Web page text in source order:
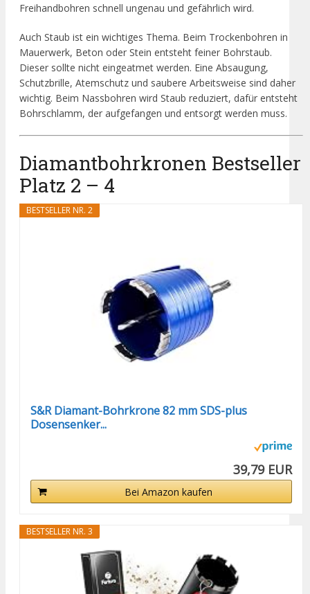
Freihandbohren schnell ungenau und gefährlich wird.
Auch Staub ist ein wichtiges Thema. Beim Trockenbohren in
Mauerwerk, Beton oder Stein entsteht feiner Bohrstaub.
Dieser sollte nicht eingeatmet werden. Eine Absaugung,
Schutzbrille, Atemschutz und saubere Arbeitsweise sind daher
wichtig. Beim Nassbohren wird Staub reduziert, dafür entsteht
Bohrschlamm, der aufgefangen und entsorgt werden muss.
Diamantbohrkronen Bestseller
Platz 2 – 4
BESTSELLER NR. 2
S&R Diamant-Bohrkrone 82 mm SDS-plus
Dosensenker...
39,79 EUR
Bei Amazon kaufen
BESTSELLER NR. 3